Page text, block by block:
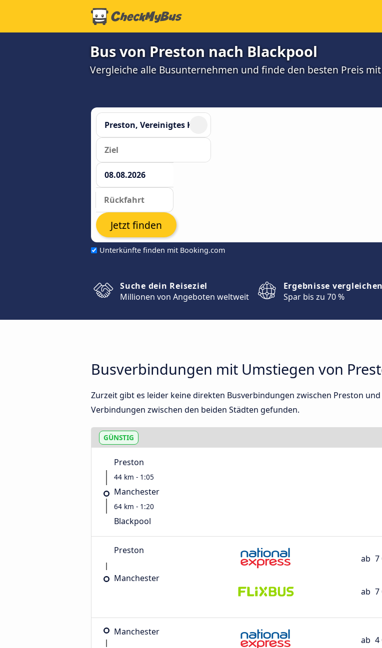
Bus von Preston nach Blackpool
Vergleiche alle Busunternehmen und finde den besten Preis mit
Unterkünfte finden mit Booking.com
Jetzt finden
Suche dein Reiseziel
Millionen von Angeboten weltweit
Ergebnisse vergleichen
Spar bis zu 70 %
Busverbindungen mit Umstiegen von
Zurzeit gibt es leider keine direkten Busverbindungen zwischen Preston
Verbindungen zwischen den beiden Städten gefunden.
GÜNSTIG
Preston
44 km - 1:05
Manchester
64 km - 1:20
Blackpool
Preston
Manchester
ab 7
ab 7
Manchester
ab 4